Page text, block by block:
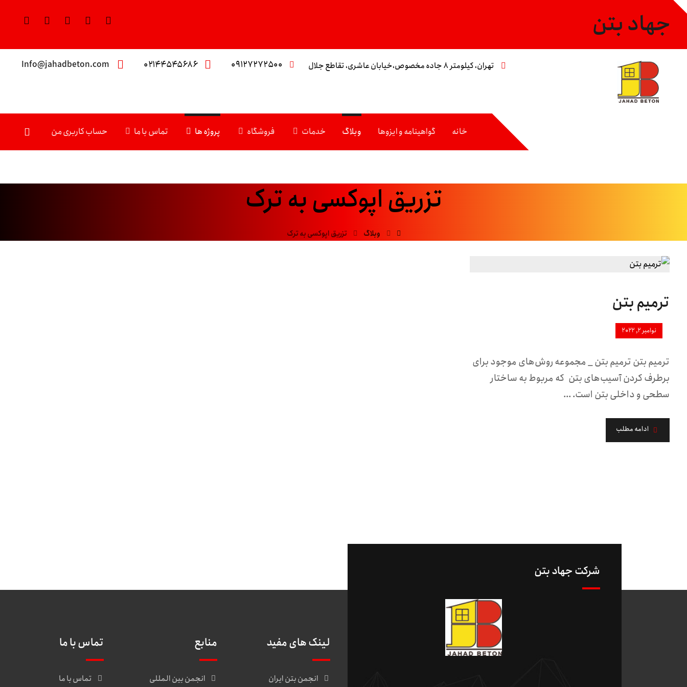
جهاد بتن
Info@jahadbeton.com ۰۲۱۴۴۵۴۵۶۸۶ ۰۹۱۲۷۲۷۲۵۰۰ تهران، کیلومتر ۸ جاده مخصوص،خیابان عاشری، تقاطع جلال
خانه گواهینامه و ایزوها وبلاگ خدمات فروشگاه پروژه ها تماس با ما حساب کاربری من
تزریق اپوکسی به ترک
وبلاگ تزریق اپوکسی به ترک
ترمیم بتن
نوامبر ۲, ۲۰۲۲
ترمیم بتن ترمیم بتن _ مجموعه روش‌های موجود برای
برطرف کردن آسیب‌های بتن که مربوط به ساختار
سطحی و داخلی بتن است. ...
ادامه مطلب
شرکت جهاد بتن
لینک های مفید
انجمن بتن ایران
منابع
انجمن بین المللی
تماس با ما
تماس با ما